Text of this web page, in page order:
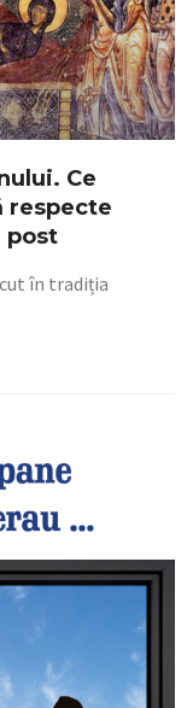
Ce
respecte
post
în tradiția